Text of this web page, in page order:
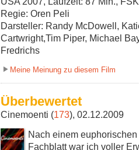
Regie: Oren Peli
Darsteller: Randy McDowell,
Cartwright,Tim Piper, Michael
Fredrichs
Meine Meinung zu diesem Film
Überbewertet
Cinemoenti (173), 02.12.2009
Nach einem
Fachblatt war ich voller